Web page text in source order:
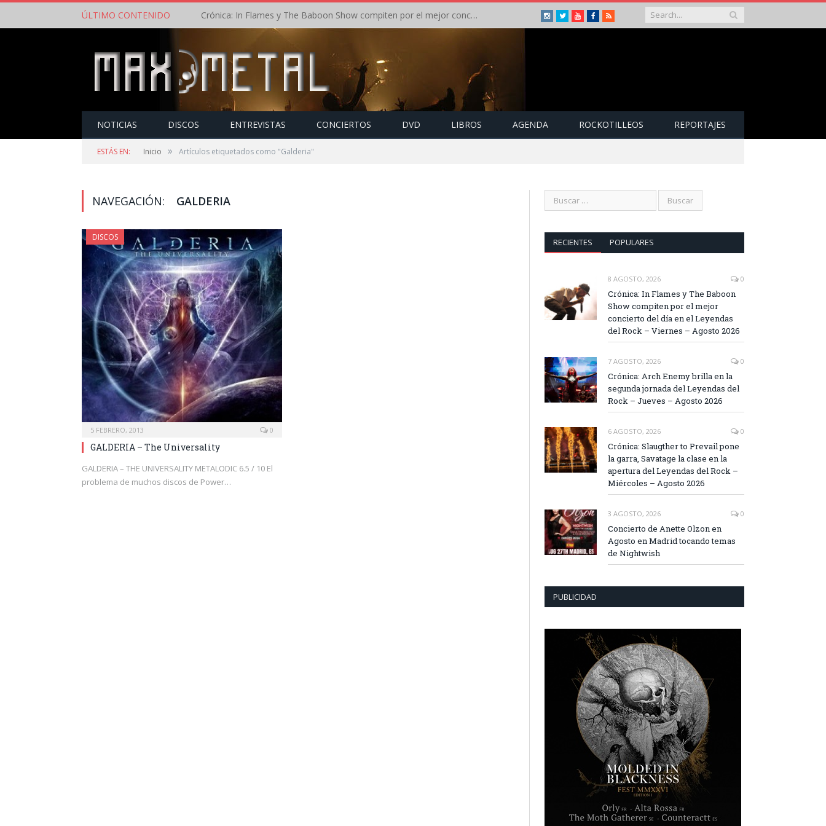
ÚLTIMO CONTENIDO Crónica: In Flames y The Baboon Show compiten por el mejor concierto del día en el Leyendas del Rock – Viernes – Agosto 2026 Instagram
TwitterYoutubeFacebook
RSS
NOTICIAS DISCOS ENTREVISTAS CONCIERTOS DVD LIBROS AGENDA ROCKOTILLEOS REPORTAJES
ESTÁS EN: Inicio » Artículos etiquetados como "Galderia"
NAVEGACIÓN: GALDERIA
DISCOS
5 FEBRERO, 2013 0
GALDERIA – The Universality
GALDERIA – THE UNIVERSALITY METALODIC 6.5 / 10 El
problema de muchos discos de Power…
RECIENTES POPULARES
8 AGOSTO, 2026 0
Crónica: In Flames y The Baboon
Show compiten por el mejor
concierto del día en el Leyendas
del Rock – Viernes – Agosto 2026
7 AGOSTO, 2026 0
Crónica: Arch Enemy brilla en la
segunda jornada del Leyendas del
Rock – Jueves – Agosto 2026
6 AGOSTO, 2026 0
Crónica: Slaugther to Prevail pone
la garra, Savatage la clase en la
apertura del Leyendas del Rock –
Miércoles – Agosto 2026
3 AGOSTO, 2026 0
Concierto de Anette Olzon en
Agosto en Madrid tocando temas
de Nightwish
PUBLICIDAD